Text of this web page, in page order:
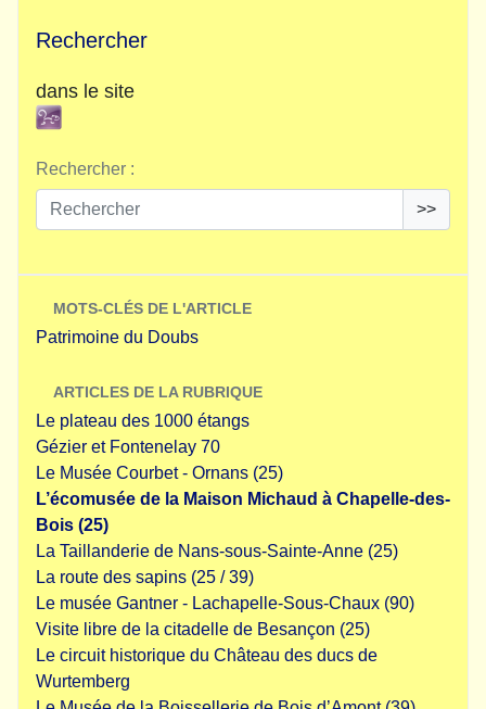
Rechercher
dans le site
Rechercher :
>>
MOTS-CLÉS DE L'ARTICLE
Patrimoine du Doubs
ARTICLES DE LA RUBRIQUE
Le plateau des 1000 étangs
Gézier et Fontenelay 70
Le Musée Courbet - Ornans (25)
L’écomusée de la Maison Michaud à Chapelle-des-
Bois (25)
La Taillanderie de Nans-sous-Sainte-Anne (25)
La route des sapins (25 / 39)
Le musée Gantner - Lachapelle-Sous-Chaux (90)
Visite libre de la citadelle de Besançon (25)
Le circuit historique du Château des ducs de
Wurtemberg